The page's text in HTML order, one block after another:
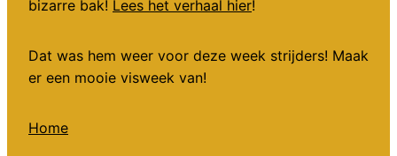
bizarre bak! Lees het verhaal hier!
Dat was hem weer voor deze week strijders! Maak
er een mooie visweek van!
Home